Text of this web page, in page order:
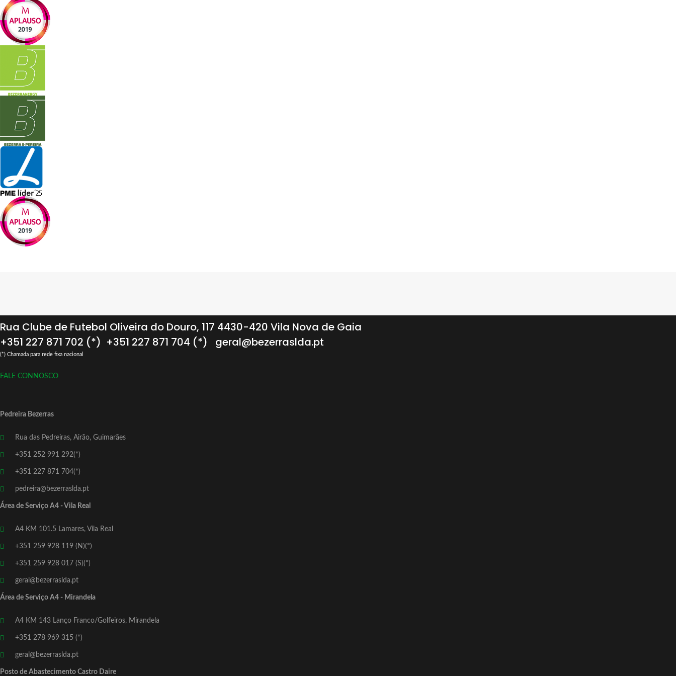
Rua Clube de Futebol Oliveira do Douro, 117 4430-420 Vila Nova de Gaia
+351 227 871 702 (*) +351 227 871 704 (*) geral@bezerraslda.pt
(*) Chamada para rede fixa nacional
FALE CONNOSCO
Pedreira Bezerras
Rua das Pedreiras, Airão, Guimarães
+351 252 991 292(*)
+351 227 871 704(*)
pedreira@bezerraslda.pt
Área de Serviço A4 - Vila Real
A4 KM 101.5 Lamares, Vila Real
+351 259 928 119 (N)(*)
+351 259 928 017 (S)(*)
geral@bezerraslda.pt
Área de Serviço A4 - Mirandela
A4 KM 143 Lanço Franco/Golfeiros, Mirandela
+351 278 969 315 (*)
geral@bezerraslda.pt
Posto de Abastecimento Castro Daire